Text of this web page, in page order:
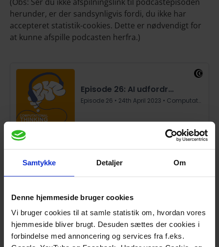
Samtykke Detaljer Om
Denne hjemmeside bruger cookies
Vi bruger cookies til at samle statistik om, hvordan vores
hjemmeside bliver brugt. Desuden sættes der cookies i
forbindelse med annoncering og services fra f.eks.
herunder, er der sandsynligvis fordi, du ikke har
accepteret statistik-cookies. Dette er nødvendigt for
at kunne afspille podcasten herfra.)
handler om AI og undervisning, naturligvis i kølvandet
på de seneste måneders voldsomme udvikling af
samtalerobotter som ChatGPT og Bing AI.
I den første episode talte jeg med to af